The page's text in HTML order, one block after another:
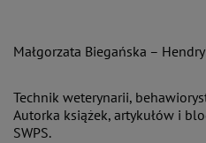
Małgorzata Biegańska –
Technik weterynarii,
Autorka książek, artykułów i
SWPS.